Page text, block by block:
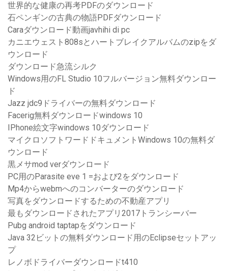
世界的な健康の再考PDFのダウンロード
石ペンギンの古典の物語PDFダウンロード
Caraダウンロード動画javhihi di pc
カニエウェスト808sとハートブレイクアルバムのzipをダ
ウンロード
ダウンロード急流シルク
Windows用のFL Studio 10フルバージョン無料ダウンロー
ド
Jazz jdc9ドライバーの無料ダウンロード
Facerig無料ダウンロードwindows 10
IPhone絵文字windows 10ダウンロード
マイクロソフトワードドキュメントWindows 10の無料ダ
ウンロード
黒メサmod verダウンロード
PC用のParasite eve 1 =および2をダウンロード
Mp4からwebmへのコンバーターのダウンロード
写真をダウンロードするための不動産アプリ
最もダウンロードされたアプリ2017トランシーバー
Pubg android taptapをダウンロード
Java 32ビットの無料ダウンロード用のEclipseセットアッ
プ
レノボドライバーダウンロードt410